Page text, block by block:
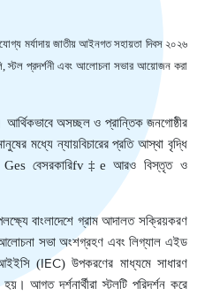
মর্যাদায় জাতীয় আইনগত সহায়তা দিবস ২০২৬
,স্টল প্রদর্শনী এবং আলোচনা সভার আয়োজন করা
আর্থিকভাবে অসচ্ছল ও প্রান্তিক জনগোষ্ঠীর
মধ্যে ন্যায়বিচারের প্রতি আস্থা বৃদ্ধি
Gesবেসরকারিfv‡eআরও বিস্তৃত ও
বাংলাদেশে গ্রাম আদালত সক্রিয়করণ
সভা অংশগ্রহণ এবং লিগ্যাল এইড
(IEC)উপকরণের মাধ্যমে সাধারণ
হয়। আগত দর্শনার্থীরা স্টলটি পরিদর্শন করে